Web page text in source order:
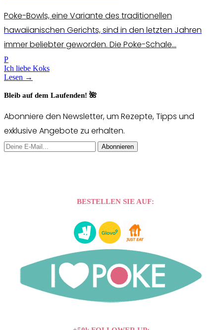
Poke-Bowls, eine Variante des traditionellen
hawaiianischen Gerichts, sind in den letzten Jahren
immer beliebter geworden. Die Poke-Schale...
P
Ich liebe Koks
Lesen →
Bleib auf dem Laufenden! 🌺
Abonniere den Newsletter, um Rezepte, Tipps und
exklusive Angebote zu erhalten.
Abonnieren
BESTELLEN SIE AUF: